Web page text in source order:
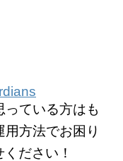
っている方はも
方法でお困り
ださい！